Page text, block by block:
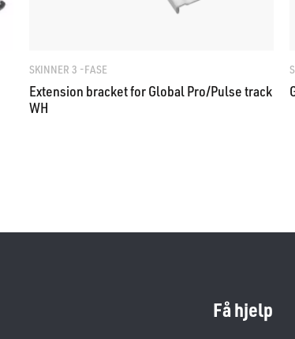
SKINNER 3 -FASE
Extension bracket for Global Pro/Pulse track
WH
Få hjelp